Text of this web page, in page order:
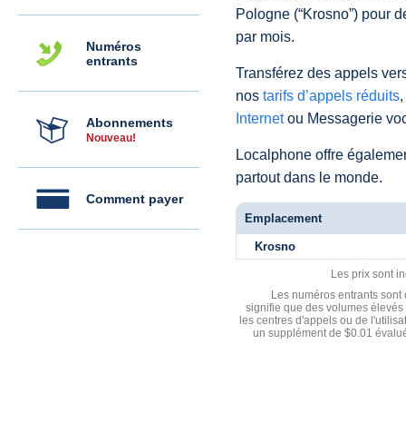
Numéros
entrants
Abonnements
Nouveau!
Comment payer
Pologne (“Krosno”) pour
par mois.
Transférez des appels
nos tarifs d’appels réduits
Internetou Messagerie
Localphone offre
partout dans le monde.
Emplacement
Krosno
Les prix sont
Les numéros entrants
signifie que des volumes
les centres d'appels ou de
un supplément de $0.01